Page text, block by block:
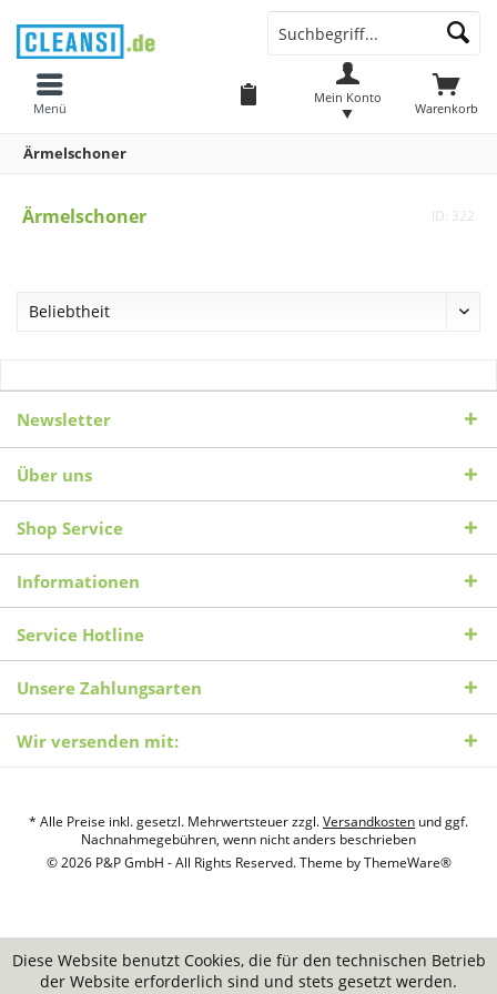
Warenkorb
Mein Konto
Menü
Ärmelschoner
Ärmelschoner ID: 322
Newsletter
Über uns
Shop Service
Informationen
Service Hotline
Unsere Zahlungsarten
Wir versenden mit:
* Alle Preise inkl. gesetzl. Mehrwertsteuer zzgl.Versandkosten und ggf.
Nachnahmegebühren, wenn nicht anders beschrieben
© 2026 P&P GmbH - All Rights Reserved. Theme byThemeWare®
Diese Website benutzt Cookies, die für den technischen Betrieb
der Website erforderlich sind und stets gesetzt werden.